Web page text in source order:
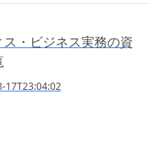
ス・ビジネス実務の資
17T23:04:02